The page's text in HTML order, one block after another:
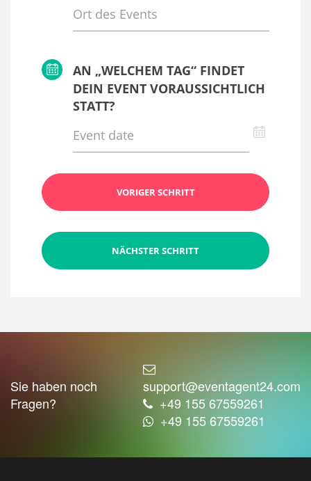
AN „WELCHEM TAG“ FINDET
DEIN EVENT VORAUSSICHTLICH
STATT?
VORIGER SCHRITT
NÄCHSTER SCHRITT
Sie haben noch
Fragen?
support@eventagent24.com
+49 155 67559261
+49 155 67559261